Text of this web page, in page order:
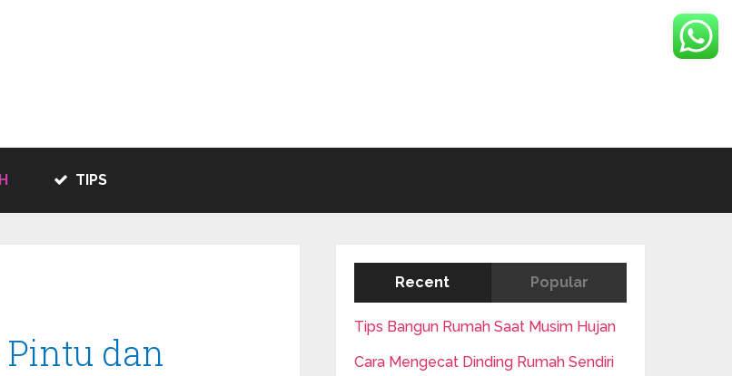
TIPS
dan
Recent Popular
Tips Bangun Rumah Saat Musim Hujan
Cara Mengecat Dinding Rumah Sendiri